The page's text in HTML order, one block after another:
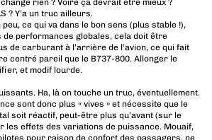
rien ? Voire ça devrait être mieux ?
? Y’a un truc ailleurs.
peu, ce qui va dans le bon sens (plus stable !),
de performances globales, cela doit être
de carburant à l’arrière de l’avion, ce qui fait
centré pareil que le B737-800. Allonger le
et modif lourde.
Ha, là on touche un truc, éventuellement.
sont donc plus « vives » et nécessite que le
soit réactif, peut-être plus qu’avant (sur le
les effets des variations de puissance. Mouaif,
pour raison de confort des passagers, ne